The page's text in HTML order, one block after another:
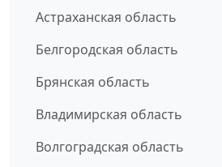
Астраханская область
Белгородская область
Брянская область
Владимирская область
Волгоградская область